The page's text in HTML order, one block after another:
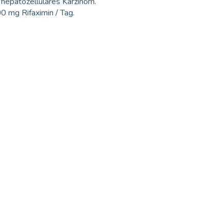
mg Rifaximin / Tag.